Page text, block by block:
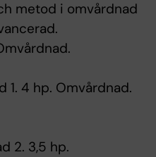
metod i omvårdnad
1. 4 hp. Omvårdnad.
2. 3,5 hp.